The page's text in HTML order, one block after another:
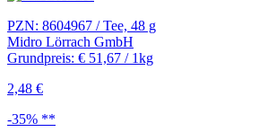
PZN: 8604967 / Tee, 48 g
Midro Lörrach GmbH
Grundpreis: € 51,67 / 1kg
2,48 €
-35% **